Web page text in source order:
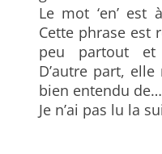
Le mot ‘en’
Cette phrase est
peu partout et
D’autre part,
bien entendu
Je n’ai pas lu la